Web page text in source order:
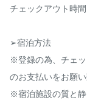
チェックアウト時
➢宿泊方法
※登録の為、チェ
のお支払いをお願い
※宿泊施設の質と